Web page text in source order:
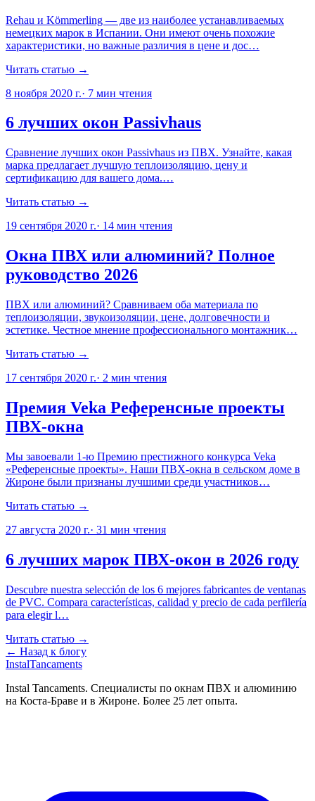
Rehau и Kömmerling — две из наиболее устанавливаемых
немецких марок в Испании. Они имеют очень похожие
характеристики, но важные различия в цене и дос…
Читать статью →
8 ноября 2020 г.· 7 мин чтения
6 лучших окон Passivhaus
Сравнение лучших окон Passivhaus из ПВХ. Узнайте, какая
марка предлагает лучшую теплоизоляцию, цену и
сертификацию для вашего дома.…
Читать статью →
19 сентября 2020 г.· 14 мин чтения
Окна ПВХ или алюминий? Полное
руководство 2026
ПВХ или алюминий? Сравниваем оба материала по
теплоизоляции, звукоизоляции, цене, долговечности и
эстетике. Честное мнение профессионального монтажник…
Читать статью →
17 сентября 2020 г.· 2 мин чтения
Премия Veka Референсные проекты
ПВХ-окна
Мы завоевали 1-ю Премию престижного конкурса Veka
«Референсные проекты». Наши ПВХ-окна в сельском доме в
Жироне были признаны лучшими среди участников…
Читать статью →
27 августа 2020 г.· 31 мин чтения
6 лучших марок ПВХ-окон в 2026 году
Descubre nuestra selección de los 6 mejores fabricantes de ventanas
de PVC. Compara características, calidad y precio de cada perfilería
para elegir l…
Читать статью →
← Назад к блогу
InstalTancaments
Instal Tancaments. Специалисты по окнам ПВХ и алюминию
на Коста-Браве и в Жироне. Более 25 лет опыта.